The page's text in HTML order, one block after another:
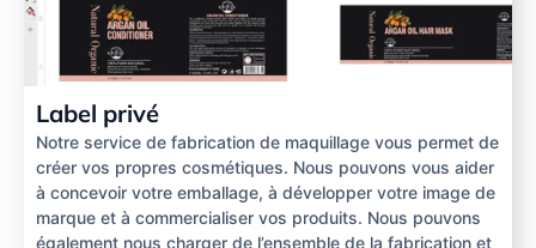
Label privé
Notre service de fabrication de maquillage vous permet de
créer vos propres cosmétiques. Nous pouvons vous aider
à concevoir votre emballage, à développer votre image de
marque et à commercialiser vos produits. Nous pouvons
également nous charger de l’ensemble de la fabrication et